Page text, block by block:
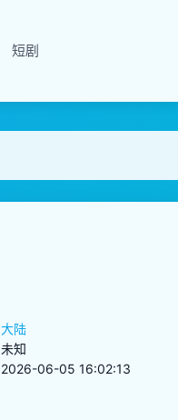
短剧
大陆
未知
2026-06-05 16:02:13